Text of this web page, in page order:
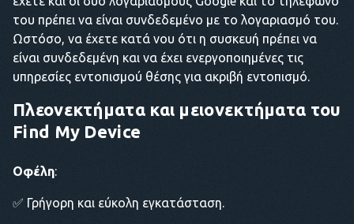
του πρέπει να είναι συνδεδεμένο με το λογαριασμό του.
Ωστόσο, να έχετε κατά νου ότι η συσκευή πρέπει να
είναι συνδεδεμένη και να έχει ενεργοποιημένες τις
υπηρεσίες εντοπισμού θέσης για ακριβή εντοπισμό.
Πλεονεκτήματα και μειονεκτήματα του
Find My Device
Οφέλη:
✅ Γρήγορη και εύκολη εγκατάσταση.